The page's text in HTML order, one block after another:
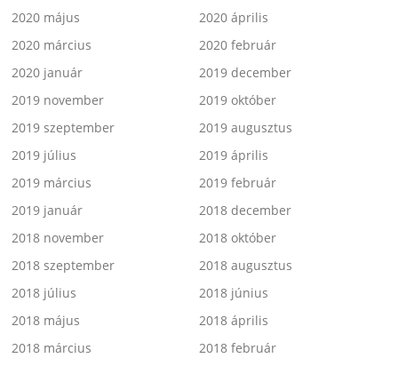
2020 május
2020 április
2020 március
2020 február
2020 január
2019 december
2019 november
2019 október
2019 szeptember
2019 augusztus
2019 július
2019 április
2019 március
2019 február
2019 január
2018 december
2018 november
2018 október
2018 szeptember
2018 augusztus
2018 július
2018 június
2018 május
2018 április
2018 március
2018 február